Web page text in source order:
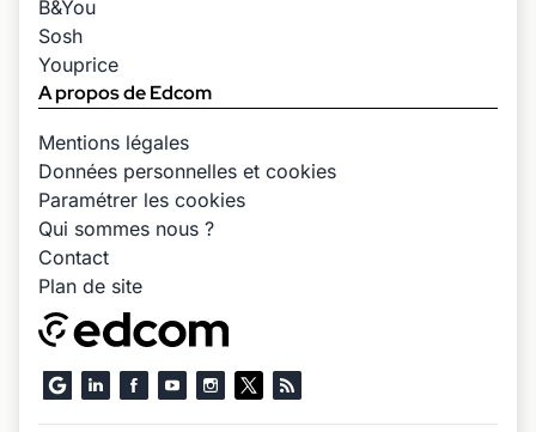
B&You
Sosh
Youprice
A propos de Edcom
Mentions légales
Données personnelles et cookies
Paramétrer les cookies
Qui sommes nous ?
Contact
Plan de site